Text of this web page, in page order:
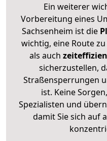
Ein weiterer
Vorbereitung eines
Sachsenheim ist die
wichtig, eine Route
als auch
sicherzustellen,
Straßensperrungen
ist. Keine
Spezialisten und
damit Sie sich auf